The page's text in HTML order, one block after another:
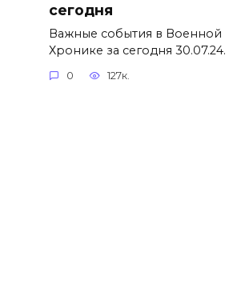
сегодня
Важные события в Военной
Хронике за сегодня 30.07.24.
0 127к.